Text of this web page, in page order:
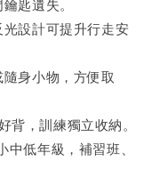
匙遺失。
設計可提升行走安
身小物，方便取
背，訓練獨立收納。
低年級，補習班、